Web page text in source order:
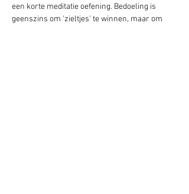
een korte meditatie oefening. Bedoeling is
geenszins om 'zieltjes' te winnen, maar om